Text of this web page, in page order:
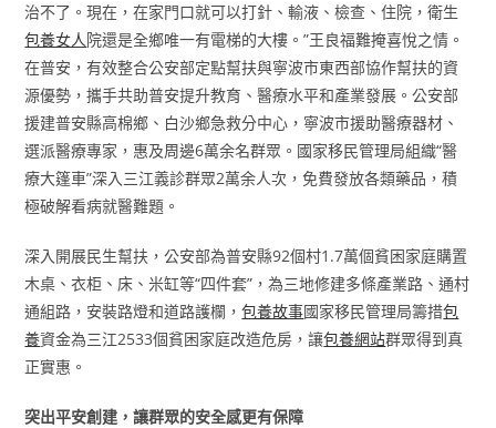
治不了。現在，在家門口就可以打針、輸液、檢查、住院，衛生
包養女人院還是全鄉唯一有電梯的大樓。”王良福難掩喜悅之情。
在普安，有效整合公安部定點幫扶與寧波市東西部協作幫扶的資
源優勢，攜手共助普安提升教育、醫療水平和產業發展。公安部
援建普安縣高棉鄉、白沙鄉急救分中心，寧波市援助醫療器材、
選派醫療專家，惠及周邊6萬余名群眾。國家移民管理局組織“醫
療大篷車”深入三江義診群眾2萬余人次，免費發放各類藥品，積
極破解看病就醫難題。
深入開展民生幫扶，公安部為普安縣92個村1.7萬個貧困家庭購置
木桌、衣柜、床、米缸等“四件套”，為三地修建多條產業路、通村
通組路，安裝路燈和道路護欄，包養故事國家移民管理局籌措包
養資金為三江2533個貧困家庭改造危房，讓包養網站群眾得到真
正實惠。
突出平安創建，讓群眾的安全感更有保障